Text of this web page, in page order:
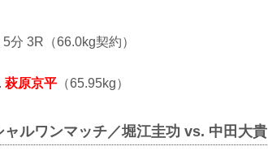
分 3R（66.0kg契約）
萩原京平 （65.95kg）
ャルワンマッチ／堀江圭功 vs. 中田大貴